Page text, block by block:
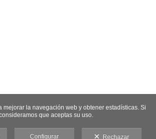
mejorar la navegación web y obtener estadísticas. Si
que aceptas su uso.
Configurar Rechazar